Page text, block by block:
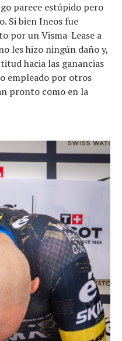
parece estúpido pero
Si bien Ineos fue
por un Visma-Lease a
les hizo ningún daño y,
hacia las ganancias
empleado por otros
pronto como en la